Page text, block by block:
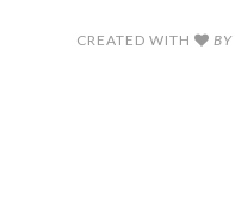
CREATED WITH BY